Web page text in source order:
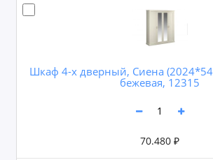
Шкаф 4-х дверный, Сиена
бежевая, 12315
70.480 ₽